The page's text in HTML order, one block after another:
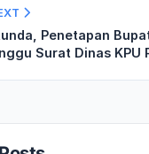
Penetapan
Surat Dinas KPU